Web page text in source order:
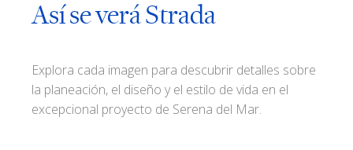
Así se verá Strada
Explora cada imagen para descubrir detalles sobre
la planeación, el diseño y el estilo de vida en el
excepcional proyecto de Serena del Mar.